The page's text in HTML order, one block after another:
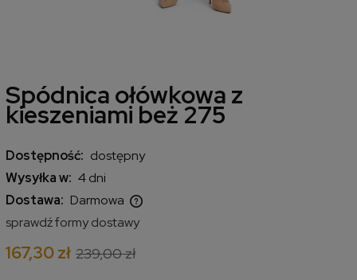
Spódnica ołówkowa z
kieszeniami beż 275
Dostępność: dostępny
Wysyłka w: 4 dni
Dostawa: Darmowa
Cena nie zawiera ewentualnych kosztów płatności
sprawdź formy dostawy
167,30 zł 239,00 zł